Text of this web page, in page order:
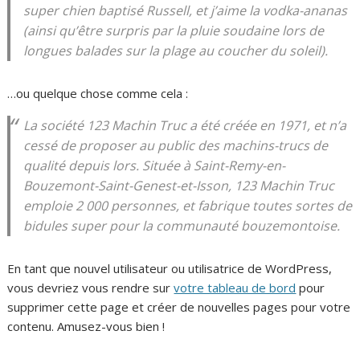
super chien baptisé Russell, et j’aime la vodka-ananas
(ainsi qu’être surpris par la pluie soudaine lors de
longues balades sur la plage au coucher du soleil).
…ou quelque chose comme cela :
La société 123 Machin Truc a été créée en 1971, et n’a
cessé de proposer au public des machins-trucs de
qualité depuis lors. Située à Saint-Remy-en-
Bouzemont-Saint-Genest-et-Isson, 123 Machin Truc
emploie 2 000 personnes, et fabrique toutes sortes de
bidules super pour la communauté bouzemontoise.
En tant que nouvel utilisateur ou utilisatrice de WordPress,
vous devriez vous rendre survotre tableau de bord pour
supprimer cette page et créer de nouvelles pages pour votre
contenu. Amusez-vous bien !